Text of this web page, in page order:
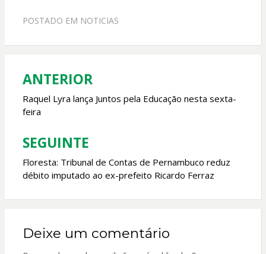
e
o
k
A
p
POSTADO EM NOTICIAS
Navegação
de
Post
ANTERIOR
Raquel Lyra lança Juntos pela Educação nesta sexta-
feira
SEGUINTE
Floresta: Tribunal de Contas de Pernambuco reduz
débito imputado ao ex-prefeito Ricardo Ferraz
Deixe um comentário